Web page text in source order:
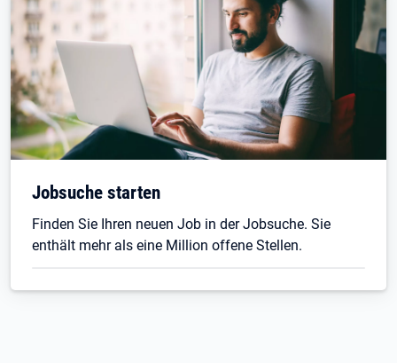
Jobsuche starten
Finden Sie Ihren neuen Job in der Jobsuche. Sie
enthält mehr als eine Million offene Stellen.